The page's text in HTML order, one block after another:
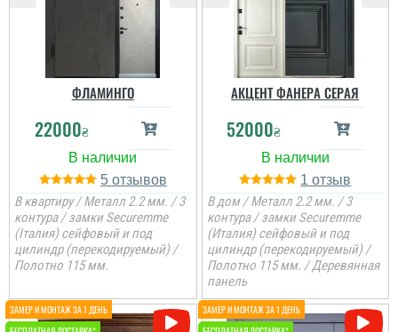
сподобався в своїй ціні і
є в наявності, та хороша
ціна, мені потрібно були
закрить два проєми і
мене все влаштувало....
читати всі відгуки
ФЛАМИНГО
22000₴
5
В квартиру / Металл 2.2 мм. / 3
контура / замки Securemme
(Італия) сейфовый и под
цилиндр (перекодируемый) /
Полотно 115 мм.
АКЦЕНТ ФАНЕРА СЕРАЯ
52000₴
1
В дом / Металл 2.2 мм. / 3
контура / замки Securemme
(Италия) сейфовый и под
цилиндр (перекодируемый) /
Полотно 115 мм. / Деревянная
панель